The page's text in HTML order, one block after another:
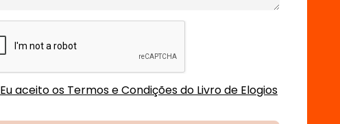
Eu aceito os Termos e Condições do Livro de Elogios